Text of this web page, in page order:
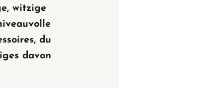
witzige
du
davon